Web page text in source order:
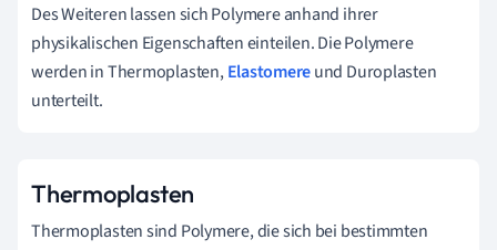
Des Weiteren lassen sich Polymere anhand ihrer
physikalischen Eigenschaften einteilen. Die Polymere
werden in Thermoplasten,Elastomereund Duroplasten
unterteilt.
Thermoplasten
Thermoplasten sind Polymere, die sich bei bestimmten